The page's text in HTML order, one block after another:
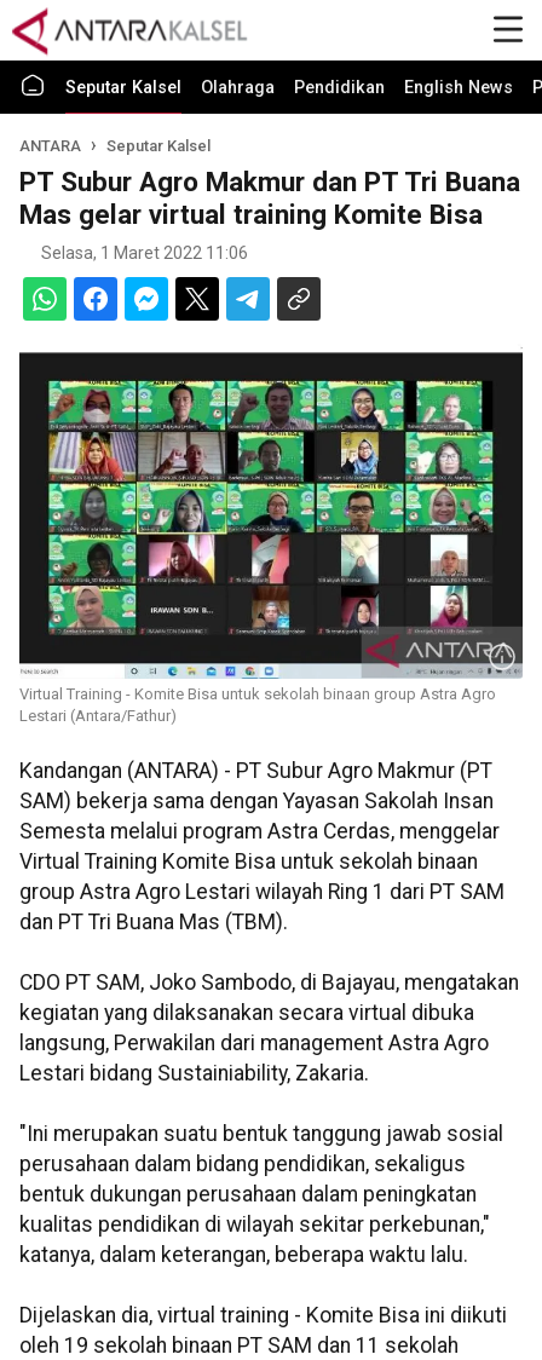
Seputar Kalsel Olahraga Pendidikan English News
ANTARA Seputar Kalsel
PT Subur Agro Makmur dan PT Tri Buana
Mas gelar virtual training Komite Bisa
Selasa, 1 Maret 2022 11:06
Virtual Training - Komite Bisa untuk sekolah binaan group Astra Agro
Lestari (Antara/Fathur)
Kandangan (ANTARA) - PT Subur Agro Makmur (PT
SAM) bekerja sama dengan Yayasan Sakolah Insan
Semesta melalui program Astra Cerdas, menggelar
Virtual Training Komite Bisa untuk sekolah binaan
group Astra Agro Lestari wilayah Ring 1 dari PT SAM
dan PT Tri Buana Mas (TBM).
CDO PT SAM, Joko Sambodo, di Bajayau, mengatakan
kegiatan yang dilaksanakan secara virtual dibuka
langsung, Perwakilan dari management Astra Agro
Lestari bidang Sustainiability, Zakaria.
"Ini merupakan suatu bentuk tanggung jawab sosial
perusahaan dalam bidang pendidikan, sekaligus
bentuk dukungan perusahaan dalam peningkatan
kualitas pendidikan di wilayah sekitar perkebunan,"
katanya, dalam keterangan, beberapa waktu lalu.
Dijelaskan dia, virtual training - Komite Bisa ini diikuti
oleh 19 sekolah binaan PT SAM dan 11 sekolah